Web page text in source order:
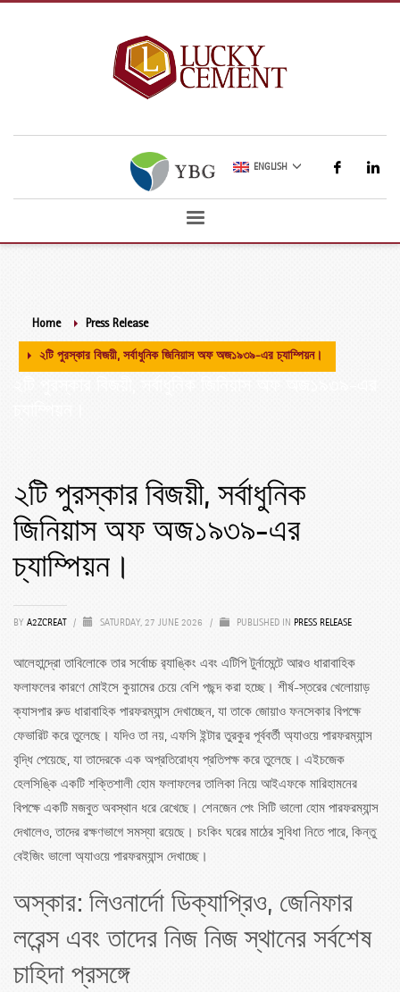
ENGLISH
Home Press Release
২টি পুরস্কার বিজয়ী, সর্বাধুনিক জিনিয়াস অফ অজ১৯৩৯-এর চ্যাম্পিয়ন।
২টি পুরস্কার বিজয়ী, সর্বাধুনিক
জিনিয়াস অফ অজ১৯৩৯-এর
চ্যাম্পিয়ন।
BY A2ZCREAT / SATURDAY, 27 JUNE 2026 / PUBLISHED IN PRESS RELEASE
আলেহান্দ্রো তাবিলোকে তার সর্বোচ্চ র‍্যাঙ্কিং এবং এটিপি টুর্নামেন্টে আরও ধারাবাহিক
ফলাফলের কারণে মোইসে কুয়ামের চেয়ে বেশি পছন্দ করা হচ্ছে। শীর্ষ-স্তরের খেলোয়াড়
ক্যাসপার রুড ধারাবাহিক পারফরম্যান্স দেখাচ্ছেন, যা তাকে জোয়াও ফনসেকার বিপক্ষে
ফেভারিট করে তুলেছে। যদিও তা নয়, এফসি ইন্টার তুরকুর পূর্ববর্তী অ্যাওয়ে পারফরম্যান্স
বৃদ্ধি পেয়েছে, যা তাদেরকে এক অপ্রতিরোধ্য প্রতিপক্ষ করে তুলেছে। এইচজেক
হেলসিঙ্কি একটি শক্তিশালী হোম ফলাফলের তালিকা নিয়ে আইএফকে মারিহামনের
বিপক্ষে একটি মজবুত অবস্থান ধরে রেখেছে। শেনজেন পেং সিটি ভালো হোম পারফরম্যান্স
দেখালেও, তাদের রক্ষণভাগে সমস্যা রয়েছে। চংকিং ঘরের মাঠের সুবিধা নিতে পারে, কিন্তু
বেইজিং ভালো অ্যাওয়ে পারফরম্যান্স দেখাচ্ছে।
অস্কার: লিওনার্দো ডিক্যাপ্রিও, জেনিফার
লরেন্স এবং তাদের নিজ নিজ স্থানের সর্বশেষ
চাহিদা প্রসঙ্গে